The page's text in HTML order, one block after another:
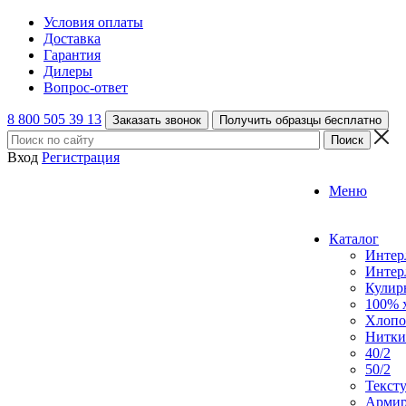
Условия оплаты
Доставка
Гарантия
Дилеры
Вопрос-ответ
8 800 505 39 13 Заказать звонок Получить образцы бесплатно
Вход Регистрация
Меню
Каталог
100%
Нитки
40/2
50/2